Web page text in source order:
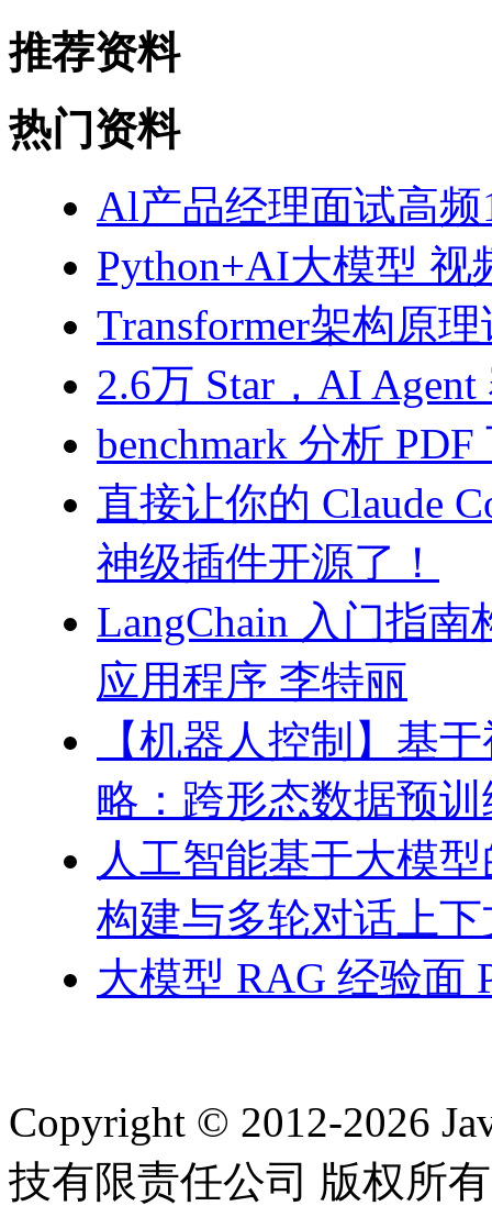
推荐资料
热门资料
Al产品经理面试高频
Python+AI大模型 视
Transformer架构原
2.6万 Star，AI
benchmark 分析 PDF
直接让你的 Claude
神级插件开源了！
LangChain 入门指
应用程序 李特丽
【机器人控制】基
略：跨形态数据预
人工智能基于大模
构建与多轮对话上
大模型 RAG 经验面
Copyright © 2012-2026
技有限责任公司 版权所有